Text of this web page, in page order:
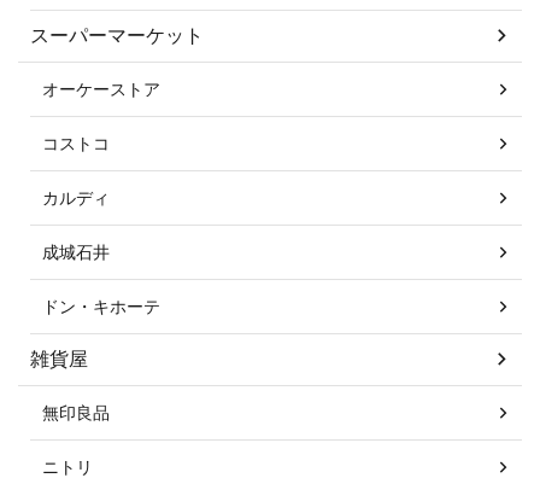
スーパーマーケット
オーケーストア
コストコ
カルディ
成城石井
ドン・キホーテ
雑貨屋
無印良品
ニトリ